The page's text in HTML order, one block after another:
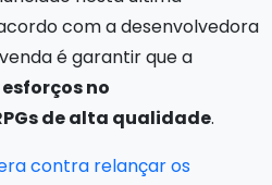
com a desenvolvedora
é garantir que a
no
de alta qualidade.
contra relançar os